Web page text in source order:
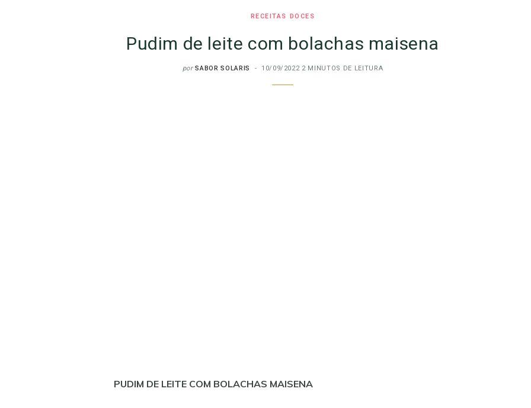
RECEITAS DOCES
Pudim de leite com bolachas maisena
por SABOR SOLARIS 10/09/2022 2 MINUTOS DE LEITURA
PUDIM DE LEITE COM BOLACHAS MAISENA